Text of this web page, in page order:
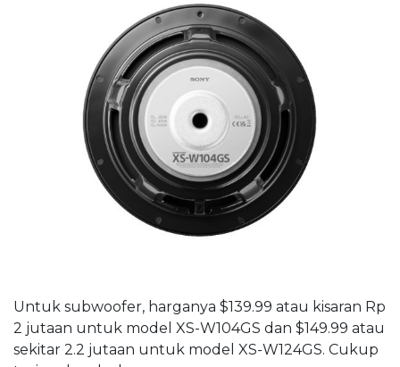
Untuk subwoofer, harganya $139.99 atau kisaran Rp
2 jutaan untuk model XS-W104GS dan $149.99 atau
sekitar 2.2 jutaan untuk model XS-W124GS. Cukup